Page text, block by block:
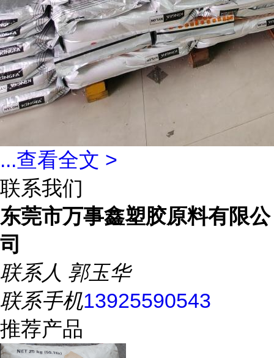
...查看全文 >
联系我们
东莞市万事鑫塑胶原料有限公
司
联系人 郭玉华
联系手机13925590543
推荐产品